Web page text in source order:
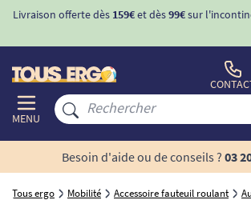
Livraison offerte dès 159€et dès99€sur
MENU
Besoin d'aide ou de conseils ? 03
Tous ergo Mobilité Accessoire fauteuil roulant